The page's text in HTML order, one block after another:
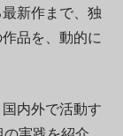
新作まで、独
品を、動的に
内外で活動す